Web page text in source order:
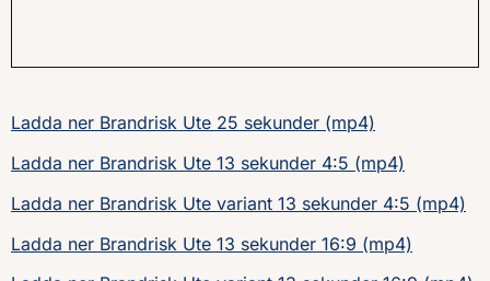
Ladda ner Brandrisk Ute 25 sekunder (mp4)
Ladda ner Brandrisk Ute 13 sekunder 4:5 (mp4)
Ladda ner Brandrisk Ute variant 13 sekunder 4:5 (mp4)
Ladda ner Brandrisk Ute 13 sekunder 16:9 (mp4)